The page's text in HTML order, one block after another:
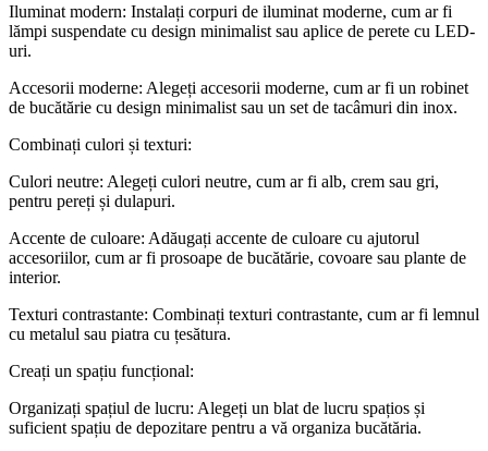
Iluminat modern: Instalați corpuri de iluminat moderne, cum ar fi
lămpi suspendate cu design minimalist sau aplice de perete cu LED-
uri.
Accesorii moderne: Alegeți accesorii moderne, cum ar fi un robinet
de bucătărie cu design minimalist sau un set de tacâmuri din inox.
Combinați culori și texturi:
Culori neutre: Alegeți culori neutre, cum ar fi alb, crem sau gri,
pentru pereți și dulapuri.
Accente de culoare: Adăugați accente de culoare cu ajutorul
accesoriilor, cum ar fi prosoape de bucătărie, covoare sau plante de
interior.
Texturi contrastante: Combinați texturi contrastante, cum ar fi lemnul
cu metalul sau piatra cu țesătura.
Creați un spațiu funcțional:
Organizați spațiul de lucru: Alegeți un blat de lucru spațios și
suficient spațiu de depozitare pentru a vă organiza bucătăria.